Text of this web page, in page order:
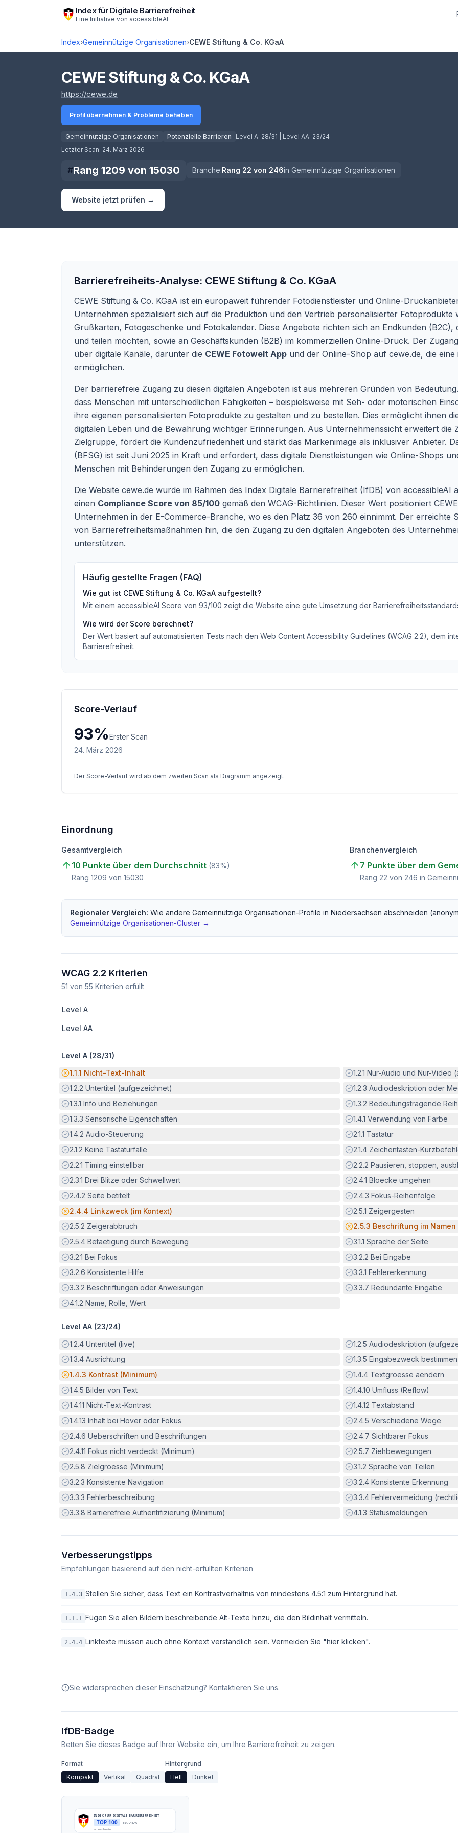
Zum Hauptinhalt springenIndex für Digitale Barrierefreiheit
Eine Initiative von accessibleAI
Index›Gemeinnützige Organisationen›CEWE Stiftung & Co. KGaA
Score lädt
CEWE Stiftung & Co. KGaA
https://cewe.de
Profil übernehmen & Probleme beheben
Gemeinnützige Organisationen Potenzielle Barrieren Level A: 28/31 | Level AA: 23/24
Letzter Scan: 24. März 2026
#Rang 1209 von 15030 Branche:Rang 22 von 246in Gemeinnützige Organisationen
Website jetzt prüfen →
Barrierefreiheits-Analyse: CEWE Stiftung & Co. KGaA
CEWE Stiftung & Co. KGaA ist ein europaweit führender Fotodienstleister und Online-
Unternehmen spezialisiert sich auf die Produktion und den Vertrieb personalisierter Fotoprodukte
Grußkarten, Fotogeschenke und Fotokalender. Diese Angebote richten sich an Endkunden
und teilen möchten, sowie an Geschäftskunden (B2B) im kommerziellen Online-Druck. Der
über digitale Kanäle, darunter die CEWE Fotowelt App und der Online-Shop auf cewe.de, die
ermöglichen.
Der barrierefreie Zugang zu diesen digitalen Angeboten ist aus mehreren Gründen von
dass Menschen mit unterschiedlichen Fähigkeiten – beispielsweise mit Seh- oder motorischen
ihre eigenen personalisierten Fotoprodukte zu gestalten und zu bestellen. Dies ermöglicht ihnen
digitalen Leben und die Bewahrung wichtiger Erinnerungen. Aus Unternehmenssicht erweitert die
Zielgruppe, fördert die Kundenzufriedenheit und stärkt das Markenimage als inklusiver Anbieter.
(BFSG) ist seit Juni 2025 in Kraft und erfordert, dass digitale Dienstleistungen wie Online-Shops
Menschen mit Behinderungen den Zugang zu ermöglichen.
Die Website cewe.de wurde im Rahmen des Index Digitale Barrierefreiheit (IfDB) von accessibleAI
einen Compliance Score von 85/100 gemäß den WCAG-Richtlinien. Dieser Wert positioniert
Unternehmen in der E-Commerce-Branche, wo es den Platz 36 von 260 einnimmt. Der erreichte
von Barrierefreiheitsmaßnahmen hin, die den Zugang zu den digitalen Angeboten des
unterstützen.
Häufig gestellte Fragen (FAQ)
Wie gut ist CEWE Stiftung & Co. KGaA aufgestellt?
Mit einem accessibleAI Score von 93/100 zeigt die Website eine gute Umsetzung der
Wie wird der Score berechnet?
Der Wert basiert auf automatisierten Tests nach den Web Content Accessibility Guidelines (WCAG 2.2), dem
Barrierefreiheit.
Score-Verlauf
93%Erster Scan
24. März 2026
Der Score-Verlauf wird ab dem zweiten Scan als Diagramm angezeigt.
Einordnung
Gesamtvergleich
10 Punkte über dem Durchschnitt (83%)
Rang 1209 von 15030
Branchenvergleich
7 Punkte über dem
Rang 22 von 246 in
Regionaler Vergleich: Wie andere Gemeinnützige Organisationen-Profile in Niedersachsen abschneiden
Gemeinnützige Organisationen-Cluster →
WCAG 2.2 Kriterien
51 von 55 Kriterien erfüllt
Level A
Level AA
Level A (28/31)
Potenzielle Barriere:
1.1.1 Nicht-Text-Inhalt Erfüllt:
1.2.1 Nur-Audio und Nur-Video
Erfüllt:
1.2.2 Untertitel (aufgezeichnet) Erfüllt:
1.2.3 Audiodeskription oder
Erfüllt:
1.3.1 Info und Beziehungen Erfüllt:
1.3.2 Bedeutungstragende
Erfüllt:
1.3.3 Sensorische Eigenschaften Erfüllt:
1.4.1 Verwendung von Farbe
Erfüllt:
1.4.2 Audio-Steuerung Erfüllt:
2.1.1 Tastatur
Erfüllt:
2.1.2 Keine Tastaturfalle Erfüllt:
2.1.4 Zeichentasten-
Erfüllt:
2.2.1 Timing einstellbar Erfüllt:
2.2.2 Pausieren, stoppen,
Erfüllt:
2.3.1 Drei Blitze oder Schwellwert Erfüllt:
2.4.1 Bloecke umgehen
Erfüllt:
2.4.2 Seite betitelt Erfüllt:
2.4.3 Fokus-Reihenfolge
Potenzielle Barriere:
2.4.4 Linkzweck (im Kontext) Erfüllt:
2.5.1 Zeigergesten
Erfüllt:
2.5.2 Zeigerabbruch Potenzielle Barriere:
2.5.3 Beschriftung im Namen
Erfüllt:
2.5.4 Betaetigung durch Bewegung Erfüllt:
3.1.1 Sprache der Seite
Erfüllt:
3.2.1 Bei Fokus Erfüllt:
3.2.2 Bei Eingabe
Erfüllt:
3.2.6 Konsistente Hilfe Erfüllt:
3.3.1 Fehlererkennung
Erfüllt:
3.3.2 Beschriftungen oder Anweisungen Erfüllt:
3.3.7 Redundante Eingabe
Erfüllt:
4.1.2 Name, Rolle, Wert
Level AA (23/24)
Erfüllt:
1.2.4 Untertitel (live) Erfüllt:
1.2.5 Audiodeskription
Erfüllt:
1.3.4 Ausrichtung Erfüllt:
1.3.5 Eingabezweck bestimmen
Potenzielle Barriere:
1.4.3 Kontrast (Minimum) Erfüllt:
1.4.4 Textgroesse aendern
Erfüllt:
1.4.5 Bilder von Text Erfüllt:
1.4.10 Umfluss (Reflow)
Erfüllt:
1.4.11 Nicht-Text-Kontrast Erfüllt:
1.4.12 Textabstand
Erfüllt:
1.4.13 Inhalt bei Hover oder Fokus Erfüllt:
2.4.5 Verschiedene Wege
Erfüllt:
2.4.6 Ueberschriften und Beschriftungen Erfüllt:
2.4.7 Sichtbarer Fokus
Erfüllt:
2.4.11 Fokus nicht verdeckt (Minimum) Erfüllt:
2.5.7 Ziehbewegungen
Erfüllt:
2.5.8 Zielgroesse (Minimum) Erfüllt:
3.1.2 Sprache von Teilen
Erfüllt:
3.2.3 Konsistente Navigation Erfüllt:
3.2.4 Konsistente Erkennung
Erfüllt:
3.3.3 Fehlerbeschreibung Erfüllt:
3.3.4 Fehlervermeidung
Erfüllt:
3.3.8 Barrierefreie Authentifizierung (Minimum) Erfüllt:
4.1.3 Statusmeldungen
Verbesserungstipps
Empfehlungen basierend auf den nicht-erfüllten Kriterien
1.4.3 Stellen Sie sicher, dass Text ein Kontrastverhältnis von mindestens 4.5:1 zum Hintergrund hat.
1.1.1 Fügen Sie allen Bildern beschreibende Alt-Texte hinzu, die den Bildinhalt vermitteln.
2.4.4 Linktexte müssen auch ohne Kontext verständlich sein. Vermeiden Sie "hier klicken".
Sie widersprechen dieser Einschätzung? Kontaktieren Sie uns.
IfDB-Badge
Betten Sie dieses Badge auf Ihrer Website ein, um Ihre Barrierefreiheit zu zeigen.
Format
Kompakt
Vertikal Quadrat
Hintergrund
Hell
Dunkel
INDEX FÜR DIGITALE BARRIEREFREIHEIT
TOP 100 08/2026
accessibleai.eu